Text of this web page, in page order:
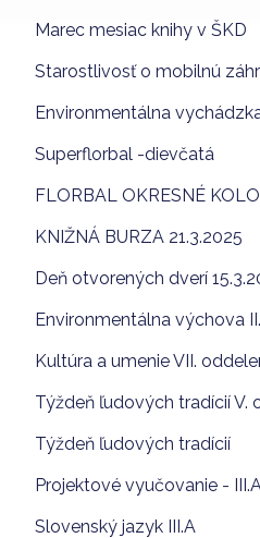
Marec mesiac knihy v ŠKD
Starostlivosť o mobilnú
Environmentálna
Superflorbal -dievčatá
FLORBAL OKRESNÉ
KNIŽNÁ BURZA 21.3.2025
Deň otvorených dverí
Environmentálna výchova
Kultúra a umenie VII.
Týždeň ľudových tradícií V.
Týždeň ľudových tradícií
Projektové vyučovanie -
Slovenský jazyk III.A